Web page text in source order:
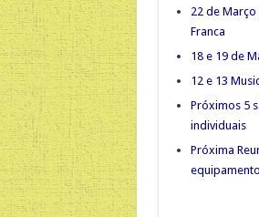
22 de Março
Franca
18 e 19 de
12 e 13
Próximos 5
individuais
Próxima